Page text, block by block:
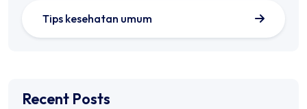
Tips kesehatan umum
Recent Posts